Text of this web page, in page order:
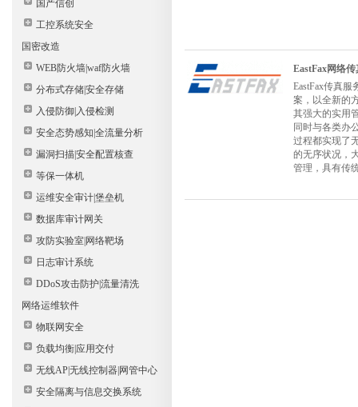
国产信创
工控系统安全
国密改造
WEB防火墙|waf防火墙
分布式存储|安全存储
入侵防御|入侵检测
安全态势感知|全流量分析
漏洞扫描|安全配置核查
等保一体机
运维安全审计|堡垒机
数据库审计网关
攻防实验室|网络靶场
日志审计系统
DDoS攻击防护|流量清洗
网络运维软件
物联网安全
负载均衡|应用交付
无线AP|无线控制器|网管中心
安全隔离与信息交换系统
EastFax网络
EastFax传真
案，以全新的
其强大的实用
同时与各类办
过程都实现了
的无序状况，
管理，具有传